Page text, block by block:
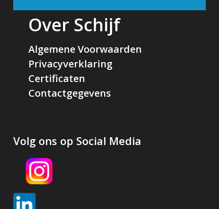
Over Schijf
Algemene Voorwaarden
Privacyverklaring
Certificaten
Contactgegevens
Volg ons op Social Media